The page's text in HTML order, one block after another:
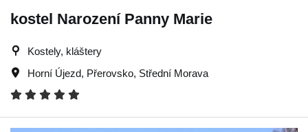
kostel Narození Panny Marie
Kostely, kláštery
Horní Újezd, Přerovsko, Střední Morava